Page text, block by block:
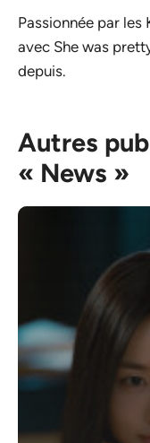
Passionnée par
avec She was
depuis.
Autres
« News »